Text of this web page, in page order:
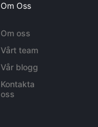
Om Oss
Om oss
Vårt team
Vår blogg
Kontakta
oss